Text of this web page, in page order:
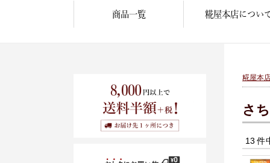
商品一覧 糀屋本店につい
糀屋本
さ
13